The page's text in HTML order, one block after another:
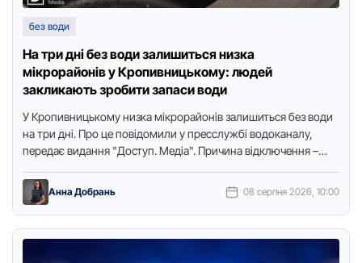
без води
На три дні без води залишиться низка
мікрорайонів у Кропивницькому: людей
закликають зробити запаси води
У Кропивницькому низка мікрорайонів залишиться без води
на три дні. Про це повідомили у пресслужбі водоканалу,
передає видання "Доступ. Медіа". Причина відключення –
Анна Добрань 08 серпня 2026, 10:00